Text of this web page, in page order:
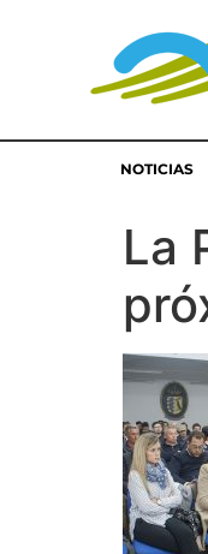
NOTICIAS
La